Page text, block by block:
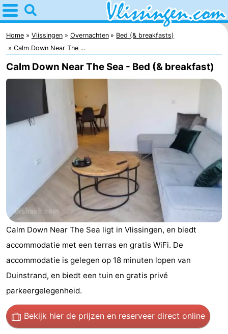
Home
Vlissingen
Tips
Voor
Overnachten
Appartementen
breakfasts)
Campings
Hotels
Vakantiehuizen
-
Duinzicht
Galgewei
-
Noordzee
Home Vlissingen Overnachten
Bed (& breakfasts)
Calm Down Near The ...
Calm Down Near The Sea - Bed (& breakfast)
Calm Down Near The Sea ligt in Vlissingen, en biedt
accommodatie met een terras en gratis WiFi. De
accommodatie is gelegen op 18 minuten lopen van
Duinstrand, en biedt een tuin en gratis privé
parkeergelegenheid.
Bekijk hier de prijzen en reserveer direct online